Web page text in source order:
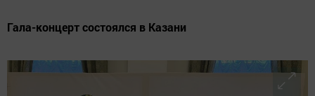
Гала-концерт состоялся в Казани